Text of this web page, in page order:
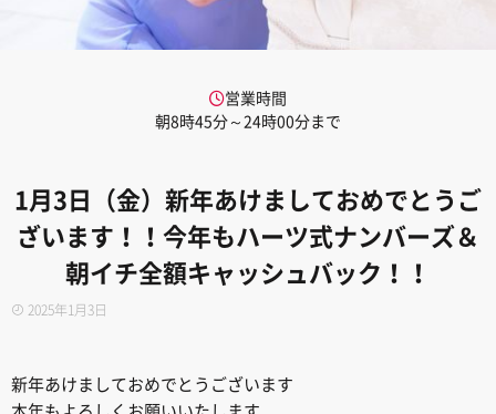
営業時間
朝8時45分～24時00分まで
1月3日（金）新年あけましておめでとうご
ざいます！！今年もハーツ式ナンバーズ＆
朝イチ全額キャッシュバック！！
2025年1月3日
新年あけましておめでとうございます